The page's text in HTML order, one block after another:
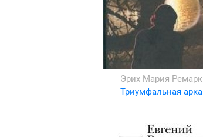
Эрих Мария Ремарк
Триумфальная арка